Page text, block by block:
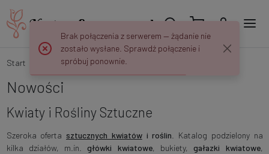
Start Nowości Kwiaty i Rośliny
Nowości
Kwiaty i Rośliny Sztuczne
Szeroka oferta sztucznych kwiatówi roślin . Katalog podzielony na
kilka działów, m.in.główki kwiatowe, bukiety, gałazki kwiatowe,
Brak połączenia z serwerem — żądanie nie
zostało wysłane. Sprawdź połączenie i
spróbuj ponownie.